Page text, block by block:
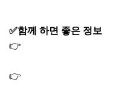
✅함께 하면 좋은 정보
👉
👉